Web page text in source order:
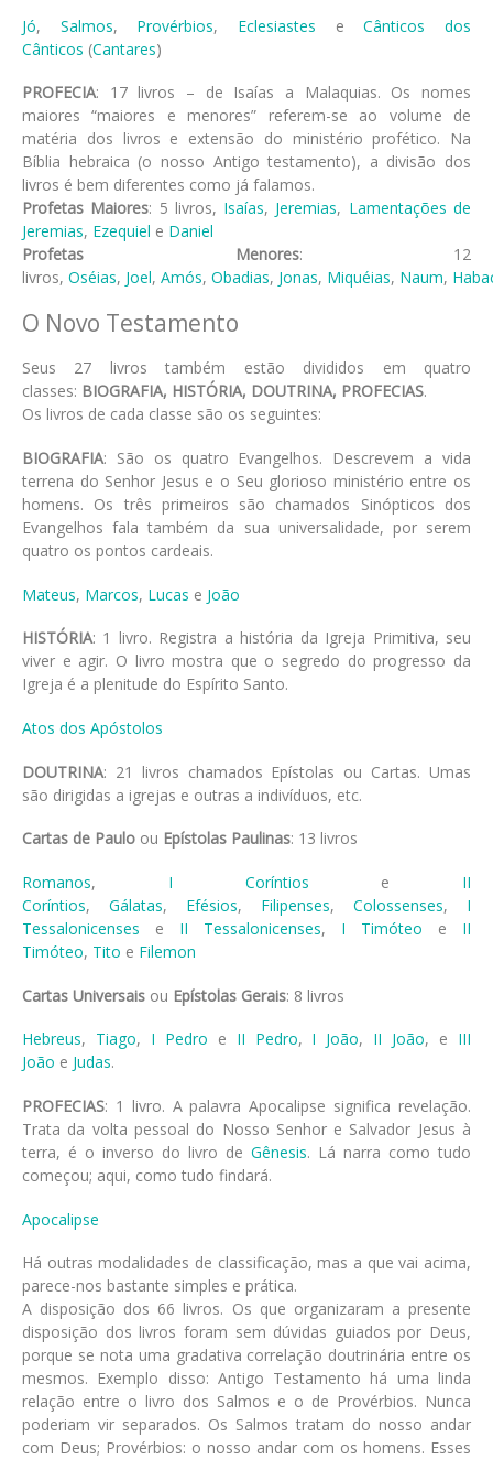
Jó, Salmos, Provérbios, Eclesiastes eCânticos dos
Cânticos (Cantares)
PROFECIA: 17 livros – de Isaías a Malaquias. Os nomes
maiores “maiores e menores” referem-se ao volume de
matéria dos livros e extensão do ministério profético. Na
Bíblia hebraica (o nosso Antigo testamento), a divisão dos
livros é bem diferentes como já falamos.
Profetas Maiores: 5 livros, Isaías, Jeremias, Lamentações de
Jeremias, Ezequiel e Daniel
Profetas Menores: 12
livros, Oséias, Joel, Amós, Obadias, Jonas, Miquéias, Naum,
O Novo Testamento
Seus 27 livros também estão divididos em quatro
classes: BIOGRAFIA, HISTÓRIA, DOUTRINA, PROFECIAS.
Os livros de cada classe são os seguintes:
BIOGRAFIA: São os quatro Evangelhos. Descrevem a vida
terrena do Senhor Jesus e o Seu glorioso ministério entre os
homens. Os três primeiros são chamados Sinópticos dos
Evangelhos fala também da sua universalidade, por serem
quatro os pontos cardeais.
Mateus, Marcos, Lucas e João
HISTÓRIA: 1 livro. Registra a história da Igreja Primitiva, seu
viver e agir. O livro mostra que o segredo do progresso da
Igreja é a plenitude do Espírito Santo.
Atos dos Apóstolos
DOUTRINA: 21 livros chamados Epístolas ou Cartas. Umas
são dirigidas a igrejas e outras a indivíduos, etc.
Cartas de Paulo ou Epístolas Paulinas: 13 livros
Romanos, I Coríntios e II
Coríntios, Gálatas, Efésios, Filipenses, Colossenses, I
Tessalonicenses e II Tessalonicenses, I Timóteo e II
Timóteo, Tito e Filemon
Cartas Universais ou Epístolas Gerais: 8 livros
Hebreus, Tiago, I Pedro e II Pedro, I João, II João, e III
João e Judas.
PROFECIAS: 1 livro. A palavra Apocalipse significa revelação.
Trata da volta pessoal do Nosso Senhor e Salvador Jesus à
terra, é o inverso do livro de Gênesis. Lá narra como tudo
começou; aqui, como tudo findará.
Apocalipse
Há outras modalidades de classificação, mas a que vai acima,
parece-nos bastante simples e prática.
A disposição dos 66 livros. Os que organizaram a presente
disposição dos livros foram sem dúvidas guiados por Deus,
porque se nota uma gradativa correlação doutrinária entre os
mesmos. Exemplo disso: Antigo Testamento há uma linda
relação entre o livro dos Salmos e o de Provérbios. Nunca
poderiam vir separados. Os Salmos tratam do nosso andar
com Deus; Provérbios: o nosso andar com os homens. Esses